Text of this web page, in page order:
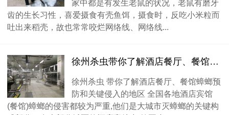
家中都是有发生老鼠的状况，老鼠有磨牙
齿的生长习性，喜爱摄食有壳鱼饵，摄食时，反吃小米粒而
吐出来稻壳，故也常常咬烂网络线、网络线...
徐州杀虫带你了解酒店餐厅、餐馆蟑螂预防和关键侵入的地区
徐州杀虫 带你了解酒店餐厅、餐馆蟑螂预
防和关键侵入的地区 全国各地酒店宾馆
(餐馆)蟑螂的侵害都较为严重,他们是大城市灭蟑螂的关键构